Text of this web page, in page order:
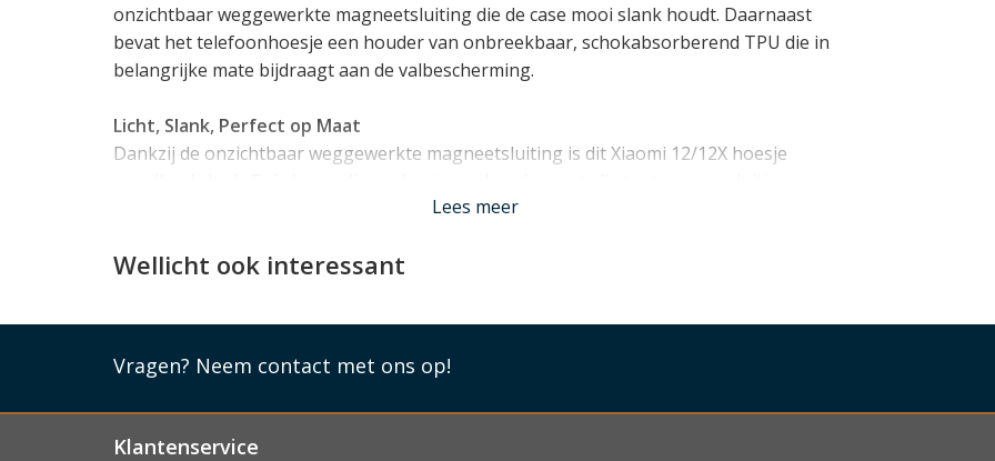
onzichtbaar weggewerkte magneetsluiting die de case mooi slank houdt. Daarnaast
bevat het telefoonhoesje een houder van onbreekbaar, schokabsorberend TPU die in
belangrijke mate bijdraagt aan de valbescherming.
Licht, Slank, Perfect op Maat
Dankzij de onzichtbaar weggewerkte magneetsluiting is dit Xiaomi 12/12X hoesje
de camera, zodat uw toestel normaal blijft functioneren.
Extra functionaliteit
briefgeld en bonnetjes in de voering van het klepje. Daarnaast kan het telefoonhoesje
kunt zetten.
Lees minder
Lees meer
Wellicht ook interessant
Vragen? Neem contact met ons op!
Klantenservice